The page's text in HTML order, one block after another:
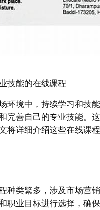
技能的在线课程
环境中，持续学习和技
完善自己的专业技能。
将详细介绍这些在线课
种类繁多，涉及市场营
职业目标进行选择，确